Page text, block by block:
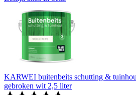
KARWEI buitenbeits schutting &
gebroken wit 2,5 liter